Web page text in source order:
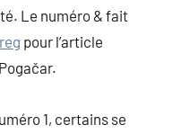
Le numéro & fait
pour l’article
1, certains se